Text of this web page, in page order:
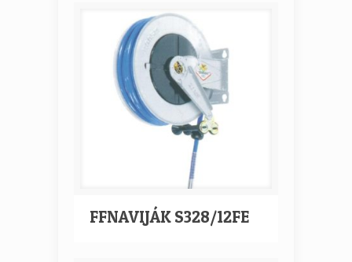
FFNAVIJÁK S328/12FE